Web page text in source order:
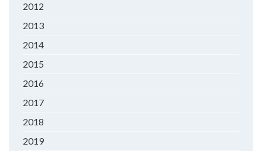
2012
2013
2014
2015
2016
2017
2018
2019